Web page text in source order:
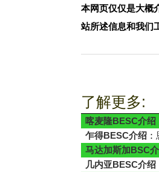
本网页仅仅是大概
站所述信息和我们
了解更多:
喀麦隆BESC介绍
乍得BESC介绍 ：
马达加斯加BSC
几内亚BESC介绍